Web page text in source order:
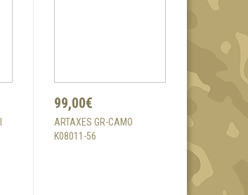
99,00€
ARTAXES GR-CAMO
K08011-56